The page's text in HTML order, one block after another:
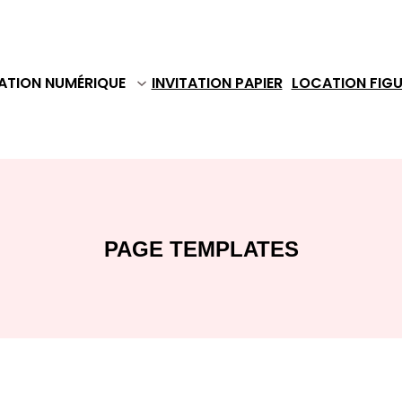
NUMÉRIQUE INVITATION PAPIER LOCATION
PAGE TEMPLATES